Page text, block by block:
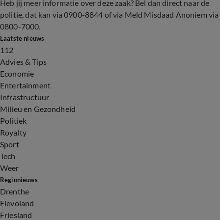
Heb jij meer informatie over deze zaak? Bel dan direct naar de
politie, dat kan via 0900-8844 of via Meld Misdaad Anoniem via
0800-7000.
Laatste nieuws
112
Advies & Tips
Economie
Entertainment
Infrastructuur
Milieu en Gezondheid
Politiek
Royalty
Sport
Tech
Weer
Regionieuws
Drenthe
Flevoland
Friesland